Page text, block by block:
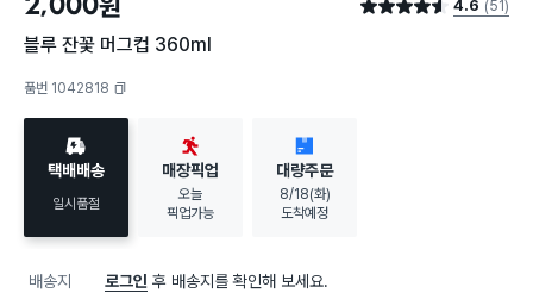
원 별점 4.6점 4.6 (51)
블루 잔꽃 머그컵 360ml
품번 1042818
택배배송
일시품절
매장픽업
오늘
픽업가능
대량주문
8/18(화)
도착예정
배송지 로그인 후 배송지를 확인해 보세요.